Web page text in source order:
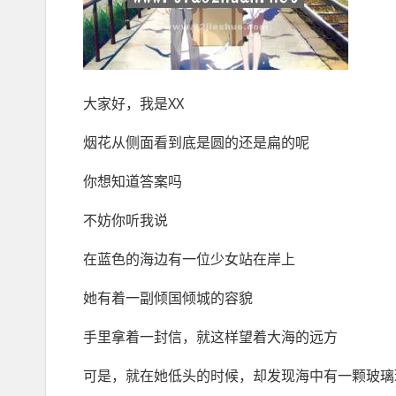
大家好，我是XX
烟花从侧面看到底是圆的还是扁的呢
你想知道答案吗
不妨你听我说
在蓝色的海边有一位少女站在岸上
她有着一副倾国倾城的容貌
手里拿着一封信，就这样望着大海的远方
可是，就在她低头的时候，却发现海中有一颗玻